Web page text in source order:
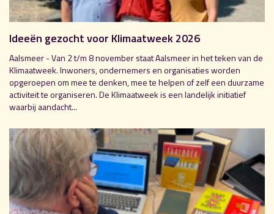
Ideeën gezocht voor Klimaatweek 2026
Aalsmeer - Van 2 t/m 8 november staat Aalsmeer in het teken van de
Klimaatweek. Inwoners, ondernemers en organisaties worden
opgeroepen om mee te denken, mee te helpen of zelf een duurzame
activiteit te organiseren. De Klimaatweek is een landelijk initiatief
waarbij aandacht...